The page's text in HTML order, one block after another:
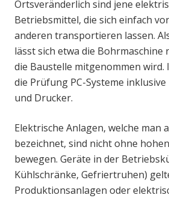
Ortsveränderlich sind jene
Betriebsmittel, die sich einfach
anderen transportieren lassen.
lässt sich etwa die Bohrmaschine
die Baustelle mitgenommen
die Prüfung PC-Systeme
und Drucker.
Elektrische Anlagen, welche man
bezeichnet, sind nicht ohne
bewegen. Geräte in der
Kühlschränke, Gefriertruhen)
Produktionsanlagen oder